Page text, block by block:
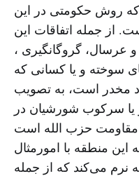
که روش حکومتی در این
از جمله اتفاقات این
عرسال، گروگانگیری ،
سوخته و یا کسانی که
مخدر است، به تصویب
سرکوب شورشیان در
مثال‌‎ها به اینجا ختم نمی‌شود بلکه این منطقه با امور
نرم می‌کند که از جمله